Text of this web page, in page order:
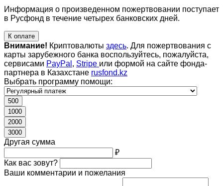
Информация о произведенном пожертвовании поступает
в Русфонд в течение четырех банковских дней.
К оплате
Внимание! Криптовалюты здесь. Для пожертвования с
карты зарубежного банка воспользуйтесь, пожалуйста,
сервисами PayPal , Stripe или формой на сайте фонда-
партнера в Казахстане rusfond.kz
Выбрать программу помощи:
500
1000
2000
3000
Другая сумма
₽
Как вас зовут?
Ваши комментарии и пожелания